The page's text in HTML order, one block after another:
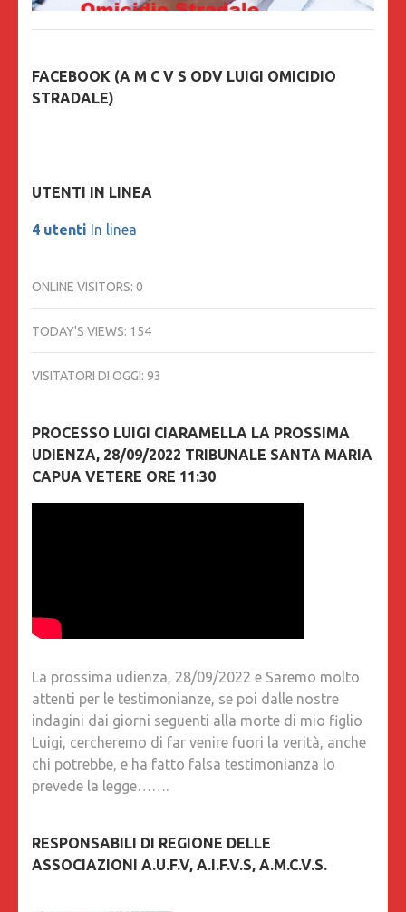
FACEBOOK (A M C V S ODV LUIGI OMICIDIO
STRADALE)
UTENTI IN LINEA
4 utenti In linea
ONLINE VISITORS: 0
TODAY'S VIEWS: 154
VISITATORI DI OGGI: 93
PROCESSO LUIGI CIARAMELLA LA PROSSIMA
UDIENZA, 28/09/2022 TRIBUNALE SANTA MARIA
CAPUA VETERE ORE 11:30
La prossima udienza, 28/09/2022 e Saremo molto
attenti per le testimonianze, se poi dalle nostre
indagini dai giorni seguenti alla morte di mio figlio
Luigi, cercheremo di far venire fuori la verità, anche
chi potrebbe, e ha fatto falsa testimonianza lo
prevede la legge…….
RESPONSABILI DI REGIONE DELLE
ASSOCIAZIONI A.U.F.V, A.I.F.V.S, A.M.C.V.S.